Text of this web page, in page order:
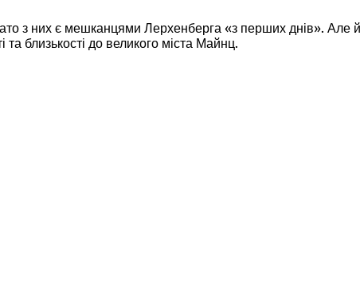
з них є мешканцями Лерхенберга «з перших днів». Але й
близькості до великого міста Майнц.